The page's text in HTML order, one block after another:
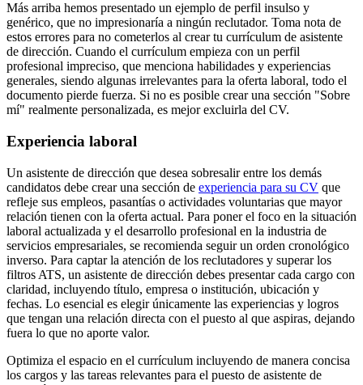
Más arriba hemos presentado un ejemplo de perfil insulso y
genérico, que no impresionaría a ningún reclutador. Toma nota de
estos errores para no cometerlos al crear tu currículum de asistente
de dirección. Cuando el currículum empieza con un perfil
profesional impreciso, que menciona habilidades y experiencias
generales, siendo algunas irrelevantes para la oferta laboral, todo el
documento pierde fuerza. Si no es posible crear una sección "Sobre
mí" realmente personalizada, es mejor excluirla del CV.
Experiencia laboral
Un asistente de dirección que desea sobresalir entre los demás
candidatos debe crear una sección de experiencia para su CV que
refleje sus empleos, pasantías o actividades voluntarias que mayor
relación tienen con la oferta actual. Para poner el foco en la situación
laboral actualizada y el desarrollo profesional en la industria de
servicios empresariales, se recomienda seguir un orden cronológico
inverso. Para captar la atención de los reclutadores y superar los
filtros ATS, un asistente de dirección debes presentar cada cargo con
claridad, incluyendo título, empresa o institución, ubicación y
fechas. Lo esencial es elegir únicamente las experiencias y logros
que tengan una relación directa con el puesto al que aspiras, dejando
fuera lo que no aporte valor.
Optimiza el espacio en el currículum incluyendo de manera concisa
los cargos y las tareas relevantes para el puesto de asistente de